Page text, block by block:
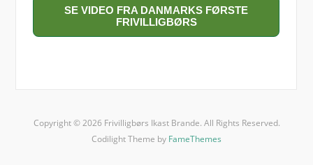
SE VIDEO FRA DANMARKS FØRSTE
FRIVILLIGBØRS
Copyright © 2026 Frivilligbørs Ikast Brande. All Rights Reserved.
Codilight Theme by FameThemes